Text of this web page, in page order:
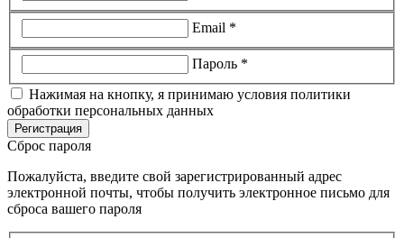
Email *
Пароль *
Нажимая на кнопку, я принимаю условия политики
обработки персональных данных
Регистрация
Сброс пароля
Пожалуйста, введите свой зарегистрированный адрес
электронной почты, чтобы получить электронное письмо для
сброса вашего пароля